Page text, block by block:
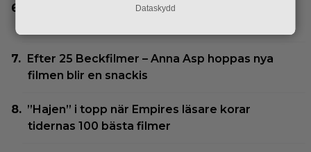
Bortglömd komedi från 1984 blev Robin
Efter 25 Beckfilmer – Anna Asp hoppas nya
filmen blir en snackis
”Hajen” i topp när Empires läsare korar
tidernas 100 bästa filmer
Dataskydd